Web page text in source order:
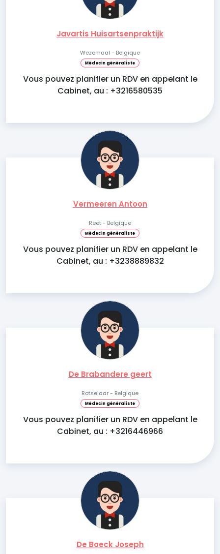
Javartis Huisartsenpraktijk
Wezemaal - Belgique
Médecin généraliste
Vous pouvez planifier un RDV en appelant le
Cabinet, au : +3216580535
Vermeeren Antoon
Reet - Belgique
Médecin généraliste
Vous pouvez planifier un RDV en appelant le
Cabinet, au : +3238889832
De Brabandere geert
Rotselaar - Belgique
Médecin généraliste
Vous pouvez planifier un RDV en appelant le
Cabinet, au : +3216446966
De Boeck Joseph